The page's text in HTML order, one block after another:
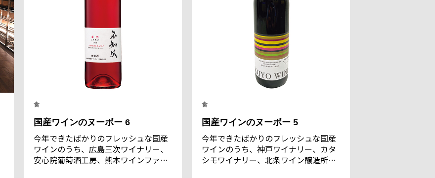
食
国産ワインのヌーボー 6
今年できたばかりのフレッシュな国産
ワインのうち、広島三次ワイナリー、
安心院葡萄酒工房、熊本ワインファー
食
国産ワインのヌーボー 5
今年できたばかりのフレッシュな国産
ワインのうち、神戸ワイナリー、カタ
シモワイナリー、北条ワイン醸造所、